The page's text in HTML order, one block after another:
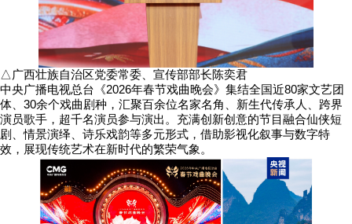
△广西壮族自治区党委常委、宣传部部长陈奕君
中央广播电视总台《2026年春节戏曲晚会》集结全国近80家文艺团
体、30余个戏曲剧种，汇聚百余位名家名角、新生代传承人、跨界
演员歌手，超千名演员参与演出。充满创新创意的节目融合仙侠短
剧、情景演绎、诗乐戏韵等多元形式，借助影视化叙事与数字特
效，展现传统艺术在新时代的繁荣气象。